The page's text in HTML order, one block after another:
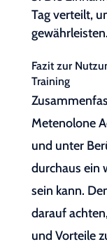
Tag verteilt,
gewährleisten.
Fazit zur
Training
Metenolone
und unter
durchaus ein
sein kann.
darauf
und Vorteile